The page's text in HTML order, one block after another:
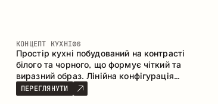
КОНЦЕПТ КУХНІ06
Простір кухні побудований на контрасті
білого та чорного, що формує чіткий та
виразний образ. Лінійна конфігурація
підкреслює лаконічність та
впорядкованість інтер’єру.
ПЕРЕГЛЯНУТИ